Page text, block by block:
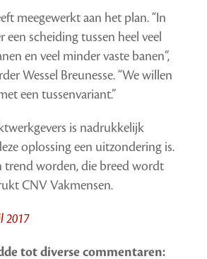
meegewerkt aan het plan. “In
een scheiding tussen heel veel
en veel minder vaste banen”,
Wessel Breunesse. “We willen
een tussenvariant.”
is nadrukkelijk
oplossing een uitzondering is.
trend worden, die breed wordt
CNV Vakmensen.
2017
tot diverse commentaren: